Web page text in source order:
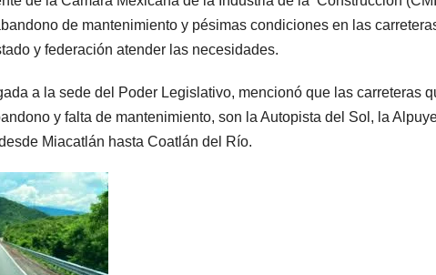
de mantenimiento y pésimas condiciones en las
y federación atender las necesidades.
a la sede del Poder Legislativo, mencionó que las carreteras
y falta de mantenimiento, son la Autopista del Sol, la
Miacatlán hasta Coatlán del Río.